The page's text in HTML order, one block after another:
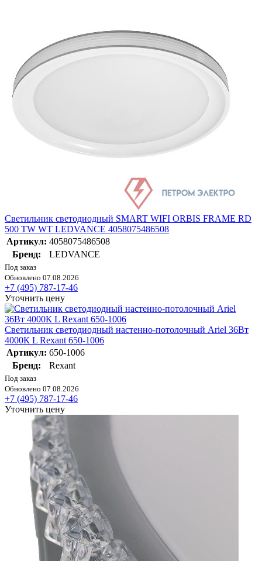
Светильник светодиодный SMART WIFI ORBIS FRAME RD
500 TW WT LEDVANCE 4058075486508
Артикул: 4058075486508
Бренд:
LEDVANCE
Под заказ
Обновлено 07.08.2026
+7 (495) 787-17-46
Уточнить цену
Светильник светодиодный настенно-потолочный Ariel 36Вт
4000К L Rexant 650-1006
Артикул: 650-1006
Бренд:
Rexant
Под заказ
Обновлено 07.08.2026
+7 (495) 787-17-46
Уточнить цену